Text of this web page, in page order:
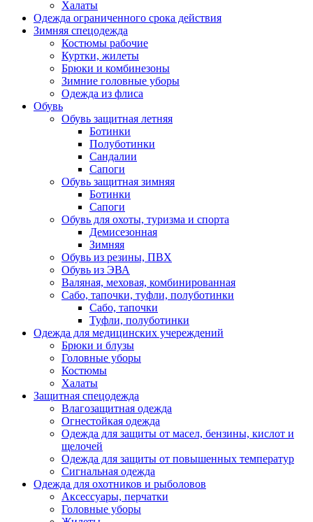
Халаты
Одежда ограниченного срока действия
Зимняя спецодежда
Костюмы рабочие
Куртки, жилеты
Брюки и комбинезоны
Зимние головные уборы
Одежда из флиса
Обувь
Обувь защитная летняя
Ботинки
Полуботинки
Сандалии
Сапоги
Обувь защитная зимняя
Ботинки
Сапоги
Обувь для охоты, туризма и спорта
Демисезонная
Зимняя
Обувь из резины, ПВХ
Обувь из ЭВА
Валяная, меховая, комбинированная
Сабо, тапочки, туфли, полуботинки
Сабо, тапочки
Туфли, полуботинки
Одежда для медицинских учереждений
Брюки и блузы
Головные уборы
Костюмы
Халаты
Защитная спецодежда
Влагозащитная одежда
Огнестойкая одежда
Одежда для защиты от масел, бензины, кислот и
щелочей
Одежда для защиты от повышенных температур
Сигнальная одежда
Одежда для охотников и рыболовов
Аксессуары, перчатки
Головные уборы